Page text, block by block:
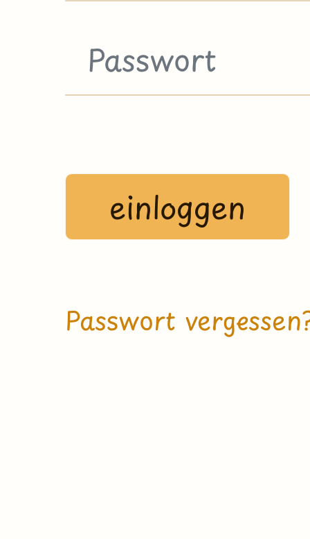
Passwort